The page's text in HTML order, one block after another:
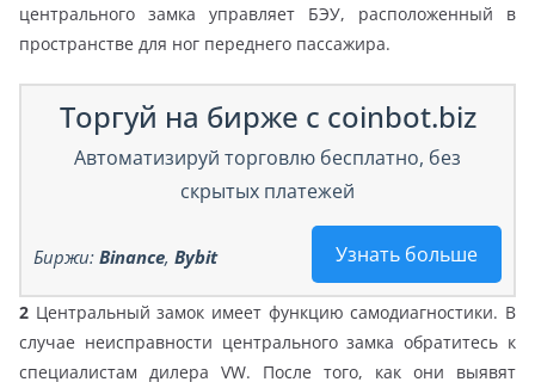
центрального замка управляет БЭУ, расположенный в
пространстве для ног переднего пассажира.
Торгуй на бирже с coinbot.biz
Автоматизируй торговлю бесплатно, без
скрытых платежей
Узнать больше
Биржи: Binance, Bybit
2 Центральный замок имеет функцию самодиагностики. В
случае неисправности центрального замка обратитесь к
специалистам дилера VW. После того, как они выявят